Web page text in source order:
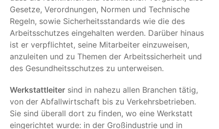
Gesetze, Verordnungen, Normen und Technische
Regeln, sowie Sicherheitsstandards wie die des
Arbeitsschutzes eingehalten werden. Darüber hinaus
ist er verpflichtet, seine Mitarbeiter einzuweisen,
anzuleiten und zu Themen der Arbeitssicherheit und
des Gesundheitsschutzes zu unterweisen.
Werkstattleiter sind in nahezu allen Branchen tätig,
von der Abfallwirtschaft bis zu Verkehrsbetrieben.
Sie sind überall dort zu finden, wo eine Werkstatt
eingerichtet wurde: in der Großindustrie und in